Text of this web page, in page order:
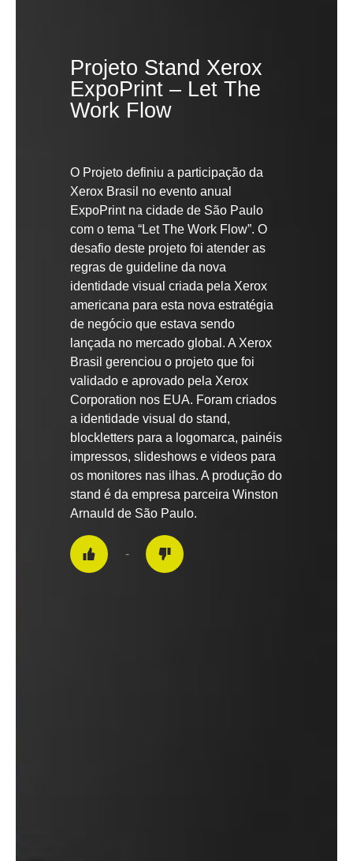
Projeto Stand Xerox
ExpoPrint – Let The
Work Flow
O Projeto definiu a participação da
Xerox Brasil no evento anual
ExpoPrint na cidade de São Paulo
com o tema “Let The Work Flow”. O
desafio deste projeto foi atender as
regras de guideline da nova
identidade visual criada pela Xerox
americana para esta nova estratégia
de negócio que estava sendo
lançada no mercado global. A Xerox
Brasil gerenciou o projeto que foi
validado e aprovado pela Xerox
Corporation nos EUA. Foram criados
a identidade visual do stand,
blockletters para a logomarca, painéis
impressos, slideshows e videos para
os monitores nas ilhas. A produção do
stand é da empresa parceira Winston
Arnauld de São Paulo.
-